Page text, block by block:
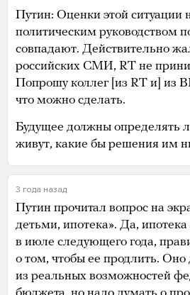
Путин: Оценки этой
политическим руководством
совпадают. Действительно
российских СМИ, RT не
Попрошу коллег [из RT и] из
что можно сделать.
Будущее должны определять
живут, какие бы решения им
3 года назад
Путин прочитал вопрос на
детьми, ипотека». Да, ипотека
в июле следующего года,
о том, чтобы ее продлить. Оно
из реальных возможностей